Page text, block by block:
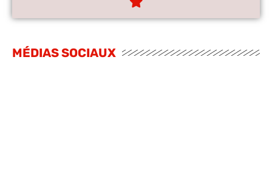
MÉDIAS SOCIAUX